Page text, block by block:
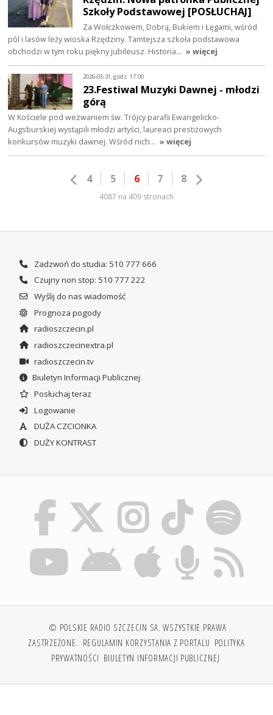
Szkoły Podstawowej [POSŁUCHAJ]
Za Wołczkowem, Dobrą, Bukiem i Łęgami, wśród
pól i lasów leży wioska Rzędziny. Tamtejsza szkoła podstawowa
obchodzi w tym roku piękny jubileusz. Historia… » więcej
2026-05-31, godz. 17:00
23.Festiwal Muzyki Dawnej - młodzi
górą
W Kościele pod wezwaniem św. Trójcy parafii Ewangelicko-
Augsburskiej wystąpili młodzi artyści, laureaci prestiżowych
konkursów muzyki dawnej. Wśród nich… » więcej
4 5 6 7 8
4087 na 409 stronach
Zadzwoń do studia: 510 777 666
Czujny non stop: 510 777 222
Wyślij do nas wiadomość
Prognoza pogody
radioszczecin.pl
radioszczecinextra.pl
radioszczecin.tv
Biuletyn Informacji Publicznej
Posłuchaj teraz
Logowanie
DUŻA CZCIONKA
DUŻY KONTRAST
© POLSKIE RADIO SZCZECIN SA. WSZYSTKIE PRAWA
ZASTRZEŻONE. REGULAMIN KORZYSTANIA Z PORTALU POLITYKA
PRYWATNOŚCI BIULETYN INFORMACJI PUBLICZNEJ